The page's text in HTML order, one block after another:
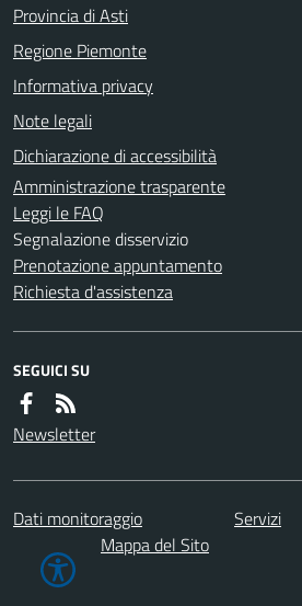
Provincia di Asti
Regione Piemonte
Informativa privacy
Note legali
Dichiarazione di accessibilità
Amministrazione trasparente
Leggi le FAQ
Segnalazione disservizio
Prenotazione appuntamento
Richiesta d'assistenza
SEGUICI SU
Newsletter
Dati monitoraggio Servizi
Mappa del Sito